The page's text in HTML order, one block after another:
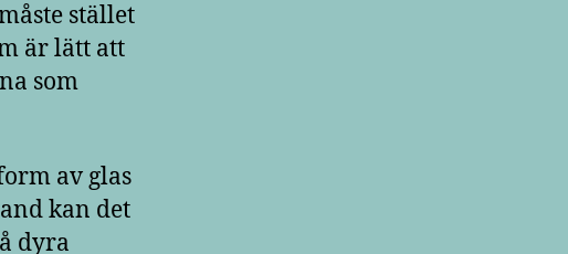
stället
är lätt att
som
av glas
kan det
dyra